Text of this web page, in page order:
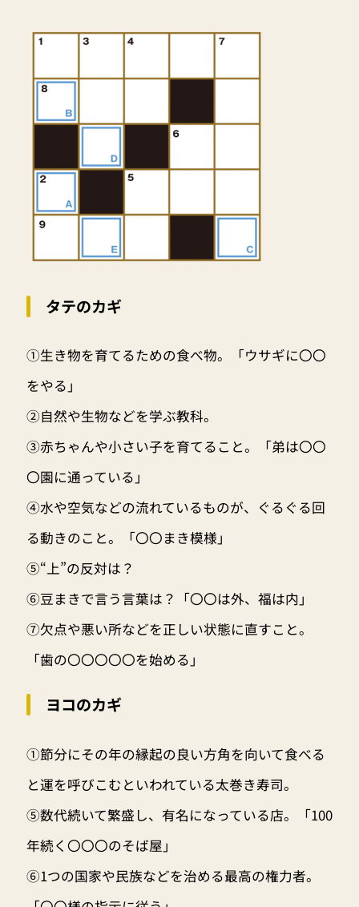
タテのカギ
①生き物を育てるための食べ物。「ウサギに〇〇
をやる」
②自然や生物などを学ぶ教科。
③赤ちゃんや小さい子を育てること。「弟は〇〇
〇園に通っている」
④水や空気などの流れているものが、ぐるぐる回
る動きのこと。「〇〇まき模様」
⑤“上”の反対は？
⑥豆まきで言う言葉は？「〇〇は外、福は内」
⑦欠点や悪い所などを正しい状態に直すこと。
「歯の〇〇〇〇〇を始める」
ヨコのカギ
①節分にその年の縁起の良い方角を向いて食べる
と運を呼びこむといわれている太巻き寿司。
⑤数代続いて繁盛し、有名になっている店。「100
年続く〇〇〇のそば屋」
⑥1つの国家や民族などを治める最高の権力者。